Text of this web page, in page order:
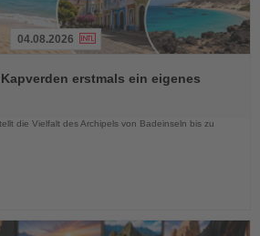
04.08.2026
erstmals ein eigenes
die Vielfalt des Archipels von Badeinseln bis zu